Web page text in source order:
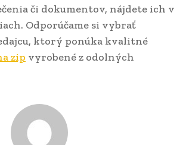
či dokumentov, nájdete ich v
Odporúčame si vybrať
ktorý ponúka kvalitné
zip vyrobené z odolných